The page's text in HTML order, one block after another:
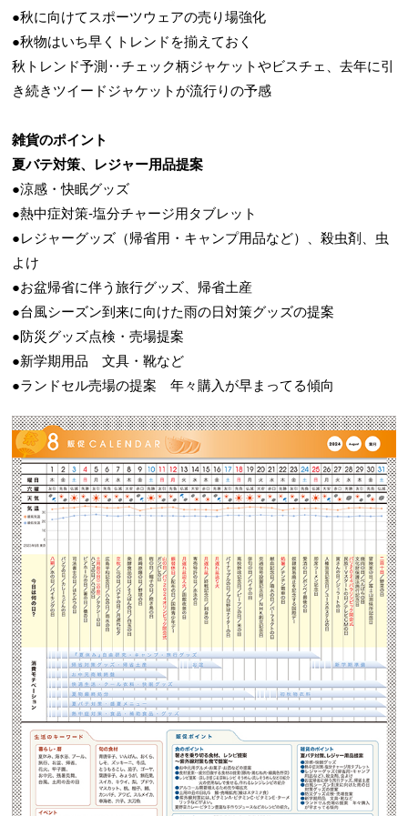
●秋に向けてスポーツウェアの売り場強化
●秋物はいち早くトレンドを揃えておく
秋トレンド予測‥チェック柄ジャケットやビスチェ、去年に引
き続きツイードジャケットが流行りの予感
雑貨のポイント
夏バテ対策、レジャー用品提案
●涼感・快眠グッズ
●熱中症対策-塩分チャージ用タブレット
●レジャーグッズ（帰省用・キャンプ用品など）、殺虫剤、虫
よけ
●お盆帰省に伴う旅行グッズ、帰省土産
●台風シーズン到来に向けた雨の日対策グッズの提案
●防災グッズ点検・売場提案
●新学期用品 文具・靴など
●ランドセル売場の提案 年々購入が早まってる傾向